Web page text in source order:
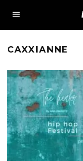
CAXXIANNE